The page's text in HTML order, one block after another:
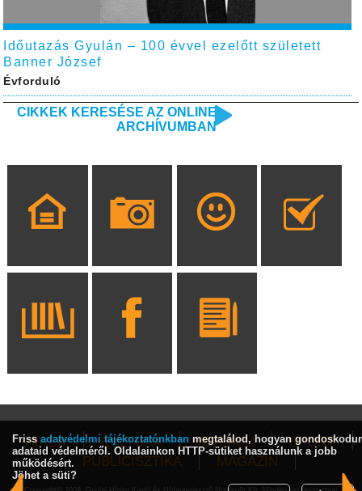
Időutazás Gyulán – 100 évvel ezelőtt született
Banner József
Évforduló
CIKKEK KERESÉSE AZ ONLINE
ARCHÍVUMBAN
HÍREK KULTÚRA INTERJÚ
SPORT
PUBLICISZTIKA
MAGAZIN
Friss adatvédelmi tájékoztatónkban megtalálod, hogyan
adataid védelméről. Oldalainkon HTTP-sütiket használunk a jobb
működésért.
Jöhet a süti?